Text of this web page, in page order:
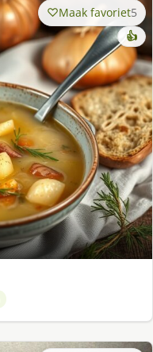
Maak favoriet5
👍